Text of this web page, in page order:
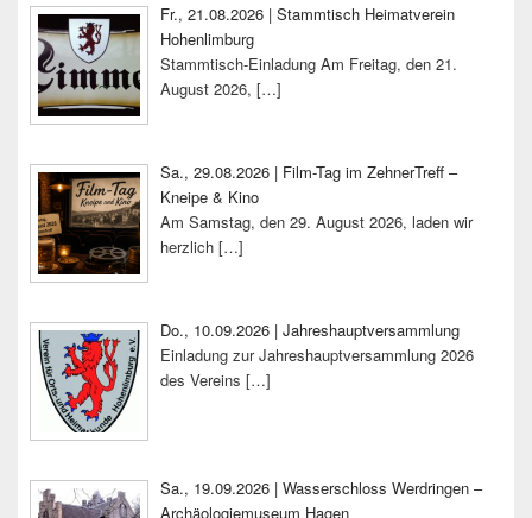
Fr., 21.08.2026 | Stammtisch Heimatverein
Hohenlimburg
Stammtisch-Einladung Am Freitag, den 21.
August 2026, […]
Sa., 29.08.2026 | Film-Tag im ZehnerTreff –
Kneipe & Kino
Am Samstag, den 29. August 2026, laden wir
herzlich […]
Do., 10.09.2026 | Jahreshauptversammlung
Einladung zur Jahreshauptversammlung 2026
des Vereins […]
Sa., 19.09.2026 | Wasserschloss Werdringen –
Archäologiemuseum Hagen